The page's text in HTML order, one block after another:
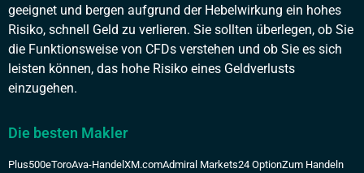
geeignet und bergen aufgrund der Hebelwirkung ein hohes
Risiko, schnell Geld zu verlieren. Sie sollten überlegen, ob Sie
die Funktionsweise von CFDs verstehen und ob Sie es sich
leisten können, das hohe Risiko eines Geldverlusts
einzugehen.
Die besten Makler
Plus500eToroAva-Handel XM.comAdmiral Markets24 OptionZum Handeln